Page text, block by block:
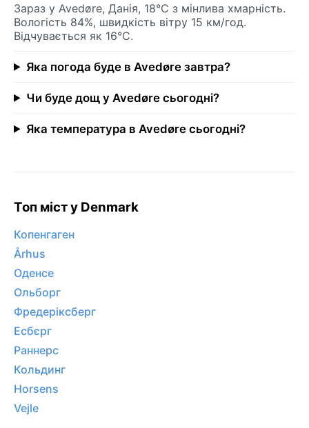
Зараз у Avedøre, Данія, 18°C з мінлива хмарність.
Вологість 84%, швидкість вітру 15 км/год.
Відчувається як 16°C.
Яка погода буде в Avedøre завтра?
Чи буде дощ у Avedøre сьогодні?
Яка температура в Avedøre сьогодні?
Топ міст у Denmark
Копенгаген
Århus
Оденсе
Ольборг
Фредеріксберг
Есбєрг
Раннерс
Кольдинг
Horsens
Vejle